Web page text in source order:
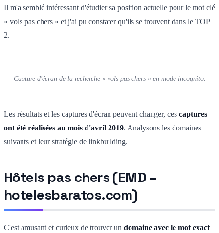
Il m'a semblé intéressant d'étudier sa position actuelle pour le mot clé
« vols pas chers » et j'ai pu constater qu'ils se trouvent dans le TOP
2.
Capture d'écran de la recherche « vols pas chers » en mode incognito.
Les résultats et les captures d'écran peuvent changer, ces captures
ont été réalisées au mois d'avril 2019. Analysons les domaines
suivants et leur stratégie de linkbuilding.
Hôtels pas chers (EMD –
hotelesbaratos.com)
C'est amusant et curieux de trouver un domaine avec le mot exact